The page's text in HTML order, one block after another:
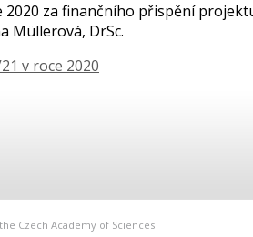
2020 za finančního přispění
Müllerová, DrSc.
v roce 2020
Czech Academy of Sciences